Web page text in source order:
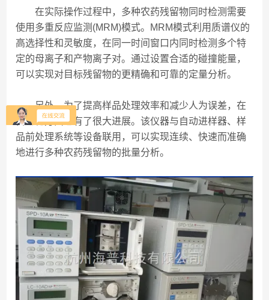
在实际操作过程中，多种农药残留物同时检测需要
使用多重反应监测(MRM)模式。MRM模式利用质谱仪的
高选择性和灵敏度，在同一时间窗口内同时检测多个特
定的母离子和产物离子对。通过设置合适的碰撞能量，
可以实现对目标残留物的更精确和可靠的定量分析。
另外，为了提高样品处理效率和减少人为误差，在
自动化方面也有了很大进展。该仪器与自动进样器、样
品前处理系统等设备联用，可以实现连续、快速而准确
地进行多种农药残留物的批量分析。